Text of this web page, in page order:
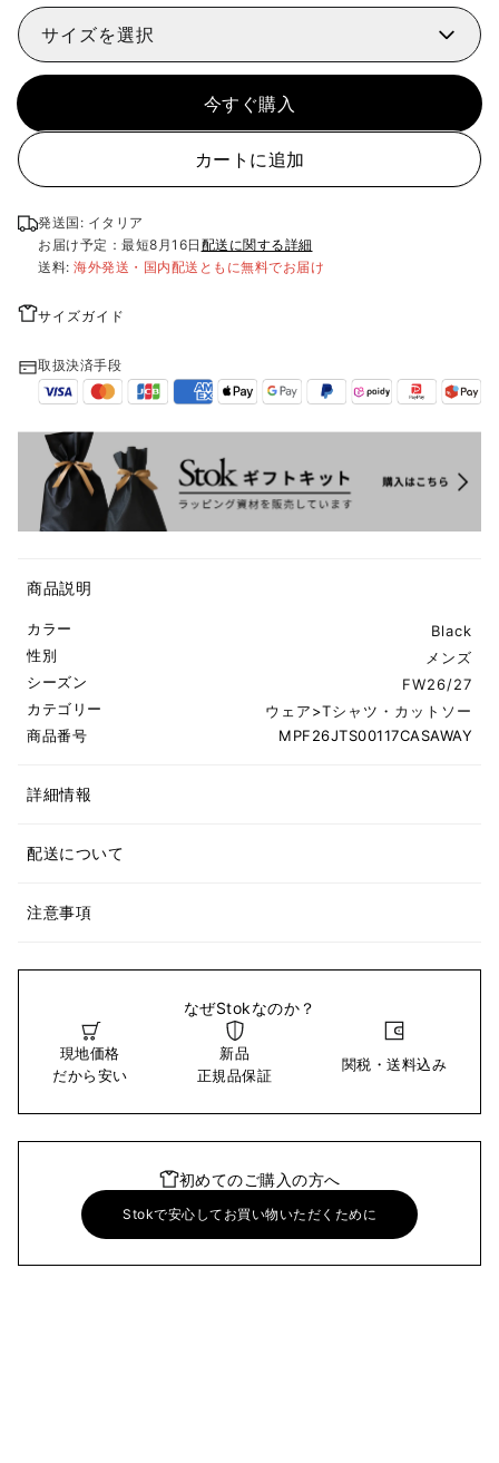
サイズを選択
今すぐ購入
カートに追加
発送国: イタリア
お届け予定：最短8月16日 配送に関する詳細
送料: 海外発送・国内配送ともに無料でお届け
サイズガイド
取扱決済手段
商品説明
カラー
Black
性別
メンズ
シーズン
FW26/27
カテゴリー
ウェア>Tシャツ・カットソー
商品番号
MPF26JTS00117CASAWAY
詳細情報
配送について
注意事項
なぜStokなのか？
現地価格
だから安い
新品
正規品保証
関税・送料込み
初めてのご購入の方へ
Stokで安心してお買い物いただくために